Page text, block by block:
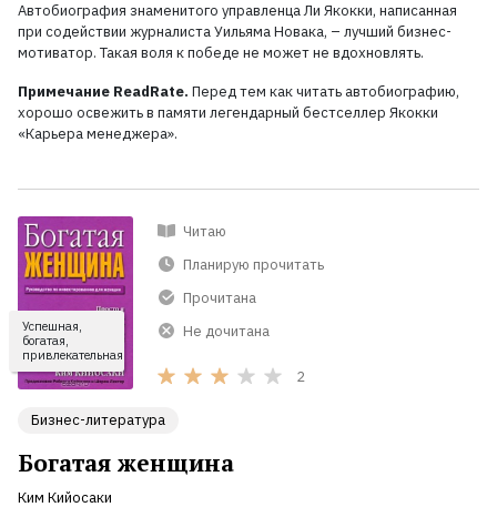
Автобиография знаменитого управленца Ли Якокки, написанная
при содействии журналиста Уильяма Новака, – лучший бизнес-
мотиватор. Такая воля к победе не может не вдохновлять.
Примечание ReadRate. Перед тем как читать автобиографию,
хорошо освежить в памяти легендарный бестселлер Якокки
«Карьера менеджера».
Успешная,
богатая,
привлекательная
Читаю
Планирую прочитать
Прочитана
Не дочитана
2
Бизнес-литература
Богатая женщина
Ким Кийосаки